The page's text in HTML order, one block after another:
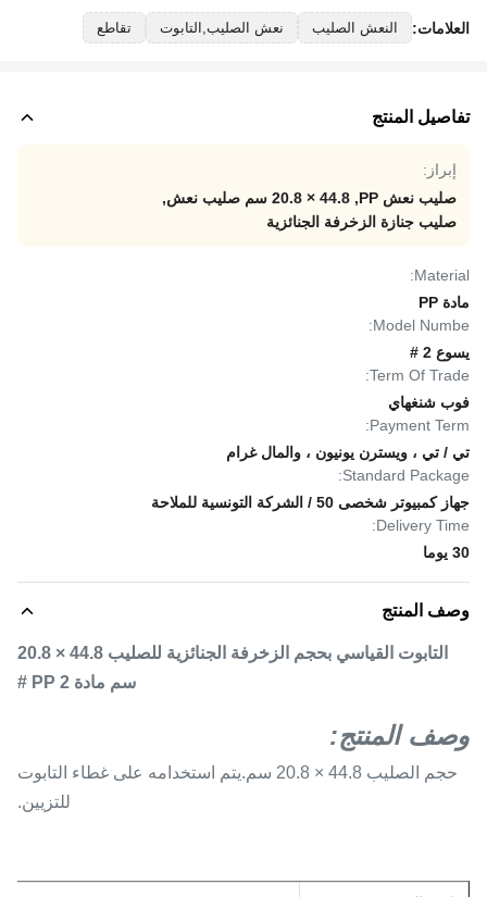
العلامات: النعش الصليب نعش الصليب,التابوت تقاطع
تفاصيل المنتج
إبراز:
صليب نعش PP
, 44.8 × 20.8 سم صليب نعش
,
صليب جنازة الزخرفة الجنائزية
Material:
مادة PP
Model Numbe:
يسوع 2 #
Term Of Trade:
فوب شنغهاي
Payment Term:
تي / تي ، ويسترن يونيون ، والمال غرام
Standard Package:
جهاز كمبيوتر شخصى 50 / الشركة التونسية للملاحة
Delivery Time:
30 يوما
وصف المنتج
التابوت القياسي بحجم الزخرفة الجنائزية للصليب 44.8 × 20.8
سم مادة PP 2 #
وصف المنتج:
حجم الصليب 44.8 × 20.8 سم.يتم استخدامه على غطاء التابوت
للتزيين.